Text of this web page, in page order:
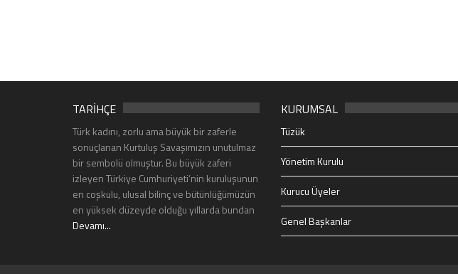
TARİHÇE
Türk kadını, zorlu ama büyük bir zaferle
sonuçlanan Kurtuluş Savaşımızın unutulmaz
bir sembolü olmuştur. Bu büyük zaferi
izleyen Türkiye Cumhuriyeti’nin kuruluşunun
en coşkulu, ulusal bilinç ve bütünlüğümüzün
en yüksek düzeyde olduğu yıllarda bundan
Devamı...
KURUMSAL
Tüzük
Yönetim Kurulu
Kurucu Üyeler
Genel Başkanlar